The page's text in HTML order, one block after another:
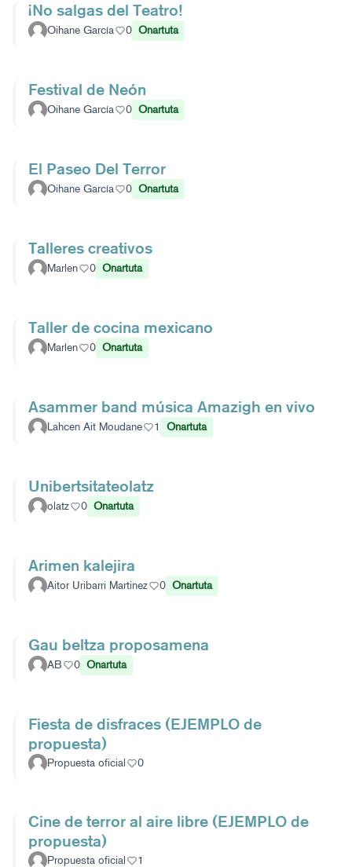
¡No salgas del Teatro!
Oihane García 0 Onartuta
Festival de Neón
Oihane García 0 Onartuta
El Paseo Del Terror
Oihane García 0 Onartuta
Talleres creativos
Marlen 0 Onartuta
Taller de cocina mexicano
Marlen 0 Onartuta
Asammer band música Amazigh en vivo
Lahcen Ait Moudane 1 Onartuta
Unibertsitateolatz
olatz 0 Onartuta
Arimen kalejira
Aitor Uribarri Martinez 0 Onartuta
Gau beltza proposamena
AB 0 Onartuta
Fiesta de disfraces (EJEMPLO de
propuesta)
Propuesta oficial 0
Cine de terror al aire libre (EJEMPLO de
propuesta)
Propuesta oficial 1